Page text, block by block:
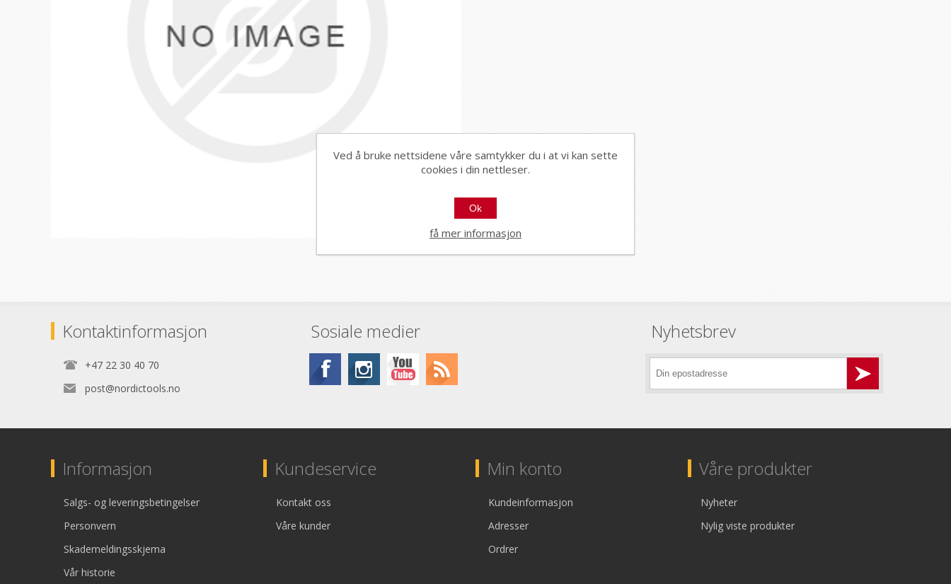
Kontaktinformasjon
+47 22 30 40 70
post@nordictools.no
Sosiale medier Nyhetsbrev
Informasjon
Salgs- og leveringsbetingelser
Personvern
Skademeldingsskjema
Vår historie
Kundeservice
Kontakt oss
Våre kunder
Min konto
Kundeinformasjon
Adresser
Ordrer
Våre produkter
Nyheter
Nylig viste produkter
Ved å bruke nettsidene våre samtykker du i at vi kan sette
cookies i din nettleser.
Ok
få mer informasjon